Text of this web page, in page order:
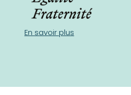
En savoir plus